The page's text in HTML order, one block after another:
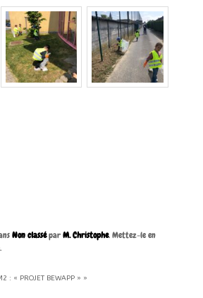
Non classéparM. Christophe. Mettez-le en
.
: « PROJET BEWAPP » »